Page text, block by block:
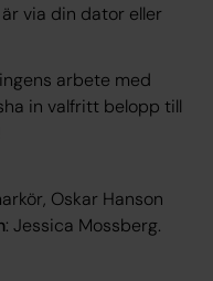
via din dator eller
arbete med
in valfritt belopp till
Oskar Hanson
: Jessica Mossberg.